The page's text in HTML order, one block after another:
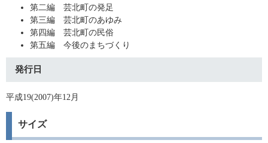
第二編 芸北町の発足
第三編 芸北町のあゆみ
第四編 芸北町の民俗
第五編 今後のまちづくり
発行日
平成19(2007)年12月
サイズ